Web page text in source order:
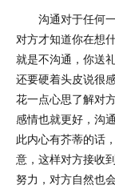
沟通对于任何一
对方才知道你在想
就是不沟通，你送
还要硬着头皮说很
花一点心思了解对
感情也就更好，沟
此内心有芥蒂的话
意，这样对方接收
努力，对方自然也会